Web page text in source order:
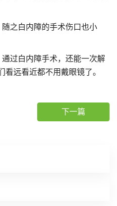
之白内障的手术伤口也小
过白内障手术，还能一次解
远看近都不用戴眼镜了。
下一篇